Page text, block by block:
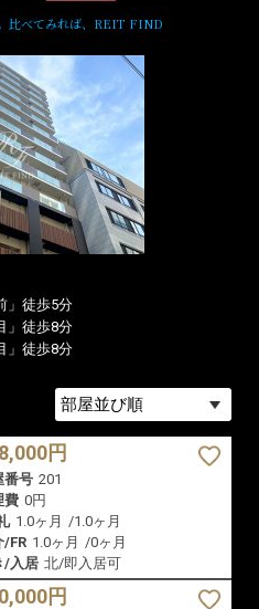
比べてみれば、REIT FIND
」徒歩5分
」徒歩8分
」徒歩8分
円
番号 201
費 0円
1.0ヶ月 /1.0ヶ月
/FR 1.0ヶ月 /0ヶ月
/入居 北/即入居可
円